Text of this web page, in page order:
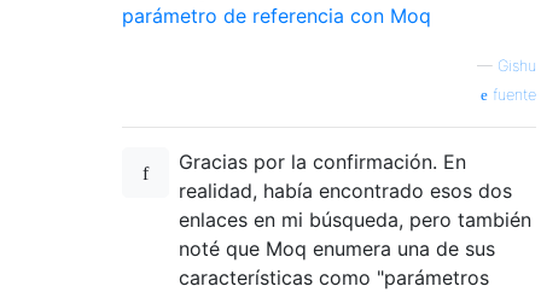
parámetro de referencia con Moq
— Gishu
fuente
Gracias por la confirmación. En
realidad, había encontrado esos dos
enlaces en mi búsqueda, pero también
noté que Moq enumera una de sus
características como "parámetros